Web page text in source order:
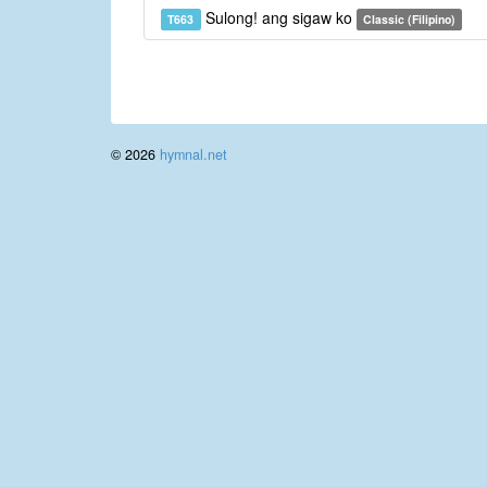
T663 Sulong! ang sigaw ko Classic (Filipino)
© 2026 hymnal.net